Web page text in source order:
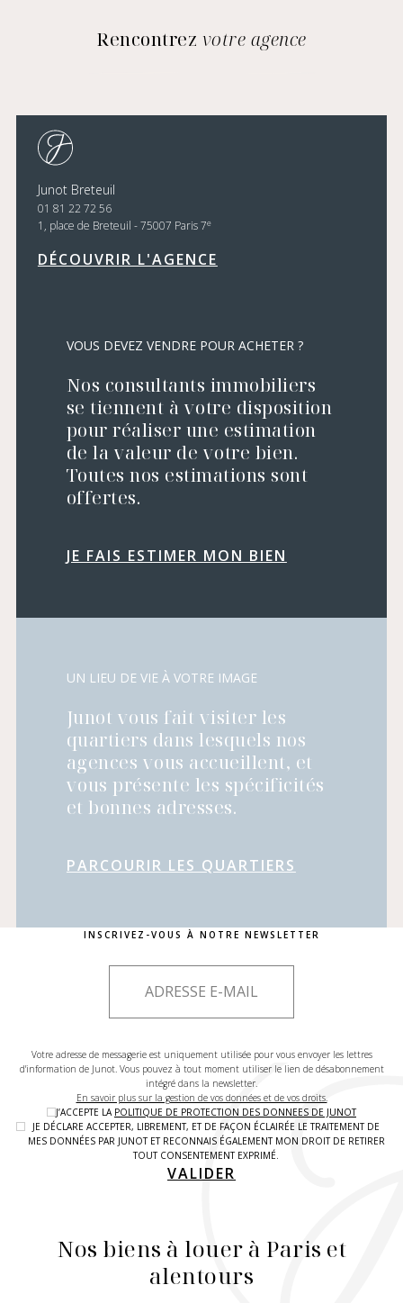
Rencontrez votre agence
Junot Breteuil
01 81 22 72 56
1, place de Breteuil - 75007 Paris 7e
DÉCOUVRIR L'AGENCE
VOUS DEVEZ VENDRE POUR ACHETER ?
Nos consultants immobiliers
se tiennent à votre disposition
pour réaliser une estimation
de la valeur de votre bien.
Toutes nos estimations sont
offertes.
JE FAIS ESTIMER MON BIEN
UN LIEU DE VIE À VOTRE IMAGE
Junot vous fait visiter les
quartiers dans lesquels nos
agences vous accueillent, et
vous présente les spécificités
et bonnes adresses.
PARCOURIR LES QUARTIERS
INSCRIVEZ-VOUS À NOTRE NEWSLETTER
Votre adresse de messagerie est uniquement utilisée pour vous envoyer les lettres
d'information de Junot. Vous pouvez à tout moment utiliser le lien de désabonnement
intégré dans la newsletter.
En savoir plus sur la gestion de vos données et de vos droits.
J’ACCEPTE LA POLITIQUE DE PROTECTION DES DONNEES DE JUNOT
JE DÉCLARE ACCEPTER, LIBREMENT, ET DE FAÇON ÉCLAIRÉE LE TRAITEMENT DE
MES DONNÉES PAR JUNOT ET RECONNAIS ÉGALEMENT MON DROIT DE RETIRER
TOUT CONSENTEMENT EXPRIMÉ.
VALIDER
Nos biens à louer à Paris et
alentours